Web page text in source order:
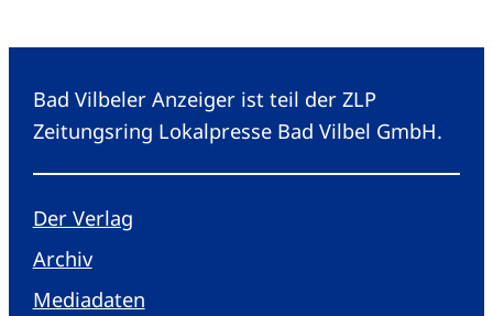
Bad Vilbeler Anzeiger ist teil der ZLP
Zeitungsring Lokalpresse Bad Vilbel GmbH.
Der Verlag
Archiv
Mediadaten